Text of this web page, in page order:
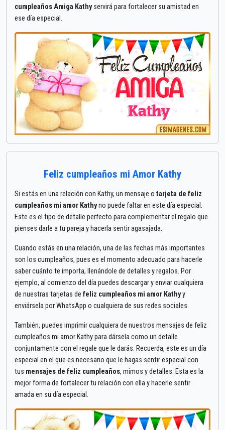
cumpleaños Amiga Kathyservirá para fortalecer su amistad en
ese día especial.
Feliz cumpleaños mi Amor Kathy
Si estás en una relación con Kathy, un mensaje o tarjeta de feliz
cumpleaños mi amor Kathyno puede faltar en este día especial.
Este es el tipo de detalle perfecto para complementar el regalo que
pienses darle a tu pareja y hacerla sentir agasajada.
Cuando estás en una relación, una de las fechas más importantes
son los cumpleaños, pues es el momento adecuado para hacerle
saber cuánto te importa, llenándole de detalles y regalos. Por
ejemplo, al comienzo del día puedes descargar y enviar cualquiera
de nuestras tarjetas de feliz cumpleaños mi amor Kathyy
enviársela por WhatsApp o cualquiera de sus redes sociales.
También, puedes imprimir cualquiera de nuestros mensajes de feliz
cumpleaños mi amor Kathy para dársela como un detalle
conjuntamente con el regale que le darás. Recuerda, este es un día
especial en el que es necesario que le hagas sentir especial con
tus mensajes de feliz cumpleaños, mimos y detalles. Esta es la
mejor forma de fortalecer tu relación con ella y hacerle sentir
amada en su día especial.